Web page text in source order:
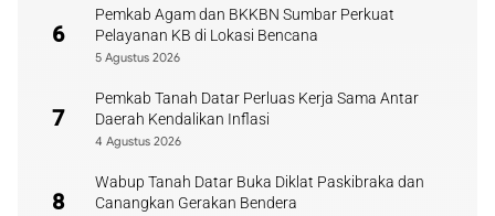
6
Pemkab Agam dan BKKBN Sumbar Perkuat
Pelayanan KB di Lokasi Bencana
5 Agustus 2026
7
Pemkab Tanah Datar Perluas Kerja Sama Antar
Daerah Kendalikan Inflasi
4 Agustus 2026
8
Wabup Tanah Datar Buka Diklat Paskibraka dan
Canangkan Gerakan Bendera